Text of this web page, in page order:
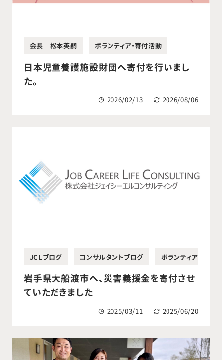
会長 松本英嗣 ボランティア・寄付活動
日本児童養護施設財団へ寄付を行いまし
た。
2026/02/13 2026/08/06
JCLブログ コンサルタントブログ ボランティア・寄付
岩手県大船渡市へ、災害義援金を寄付させ
ていただきました
2025/03/11 2025/06/20